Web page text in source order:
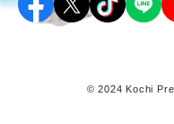
© 2024 Kochi